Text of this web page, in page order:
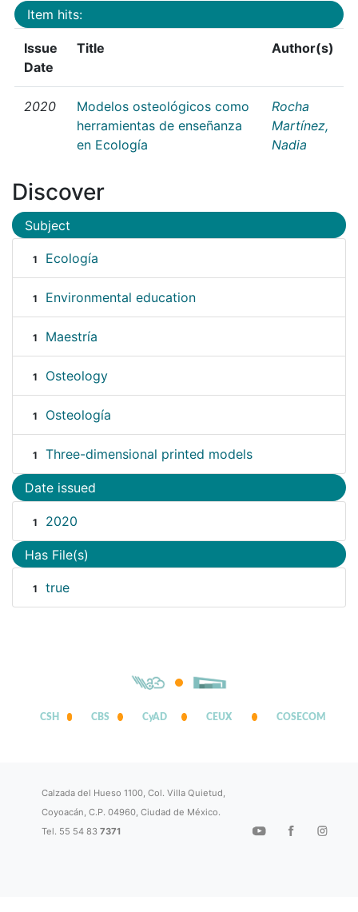
Item hits:
Issue
Date
Title Author(s)
2020
Modelos osteológicos como
herramientas de enseñanza
en Ecología
Rocha
Martínez,
Nadia
Discover
Subject
1 Ecología
1 Environmental education
1 Maestría
1 Osteology
1 Osteología
1 Three-dimensional printed models
Date issued
1 2020
Has File(s)
1 true
CSH CBS CyAD CEUX COSECOM
Calzada del Hueso 1100, Col. Villa Quietud,
Coyoacán, C.P. 04960, Ciudad de México.
Tel. 55 54 837371